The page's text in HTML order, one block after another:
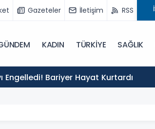
Gazeteler İletişim RSS
KADIN TÜRKİYE SAĞLIK
Engelledi! Bariyer Hayat Kurtardı